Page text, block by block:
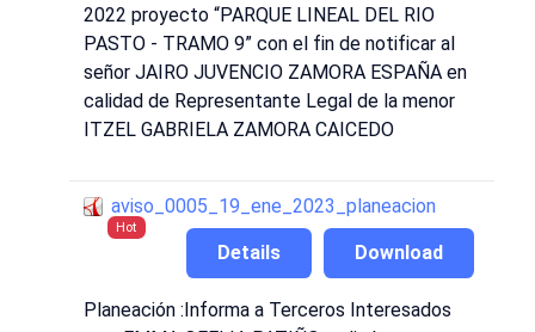
2022 proyecto “PARQUE LINEAL DEL RIO
PASTO - TRAMO 9” con el fin de notificar al
señor JAIRO JUVENCIO ZAMORA ESPAÑA en
calidad de Representante Legal de la menor
ITZEL GABRIELA ZAMORA CAICEDO
aviso_0005_19_ene_2023_planeacion
Hot
Download
Details
Planeación :Informa a Terceros Interesados